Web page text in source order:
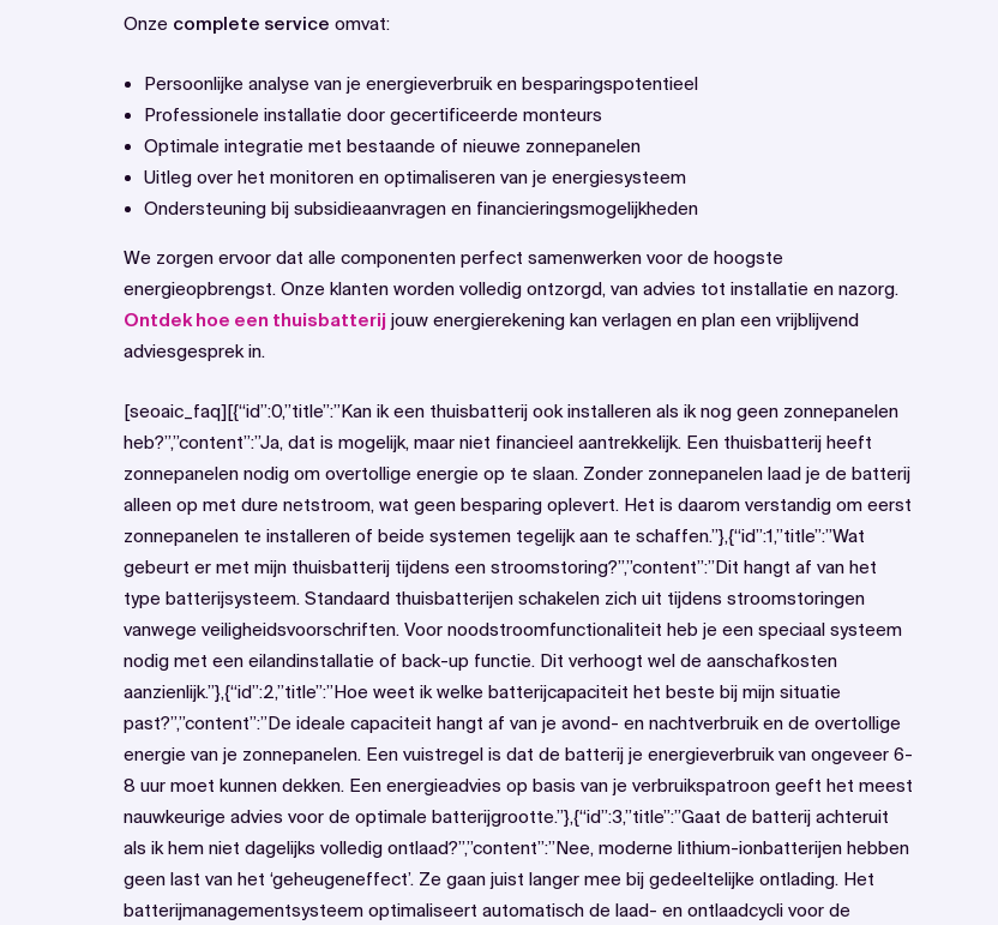
Onze complete service omvat:
Persoonlijke analyse van je energieverbruik en besparingspotentieel
Professionele installatie door gecertificeerde monteurs
Optimale integratie met bestaande of nieuwe zonnepanelen
Uitleg over het monitoren en optimaliseren van je energiesysteem
Ondersteuning bij subsidieaanvragen en financieringsmogelijkheden
We zorgen ervoor dat alle componenten perfect samenwerken voor de hoogste
energieopbrengst. Onze klanten worden volledig ontzorgd, van advies tot installatie en nazorg.
Ontdek hoe een thuisbatterij jouw energierekening kan verlagen en plan een vrijblijvend
adviesgesprek in.
[seoaic_faq][{“id”:0,”title”:”Kan ik een thuisbatterij ook installeren als ik nog geen zonnepanelen
heb?”,”content”:”Ja, dat is mogelijk, maar niet financieel aantrekkelijk. Een thuisbatterij heeft
zonnepanelen nodig om overtollige energie op te slaan. Zonder zonnepanelen laad je de batterij
alleen op met dure netstroom, wat geen besparing oplevert. Het is daarom verstandig om eerst
zonnepanelen te installeren of beide systemen tegelijk aan te schaffen.”},{“id”:1,”title”:”Wat
gebeurt er met mijn thuisbatterij tijdens een stroomstoring?”,”content”:”Dit hangt af van het
type batterijsysteem. Standaard thuisbatterijen schakelen zich uit tijdens stroomstoringen
vanwege veiligheidsvoorschriften. Voor noodstroomfunctionaliteit heb je een speciaal systeem
nodig met een eilandinstallatie of back-up functie. Dit verhoogt wel de aanschafkosten
aanzienlijk.”},{“id”:2,”title”:”Hoe weet ik welke batterijcapaciteit het beste bij mijn situatie
past?”,”content”:”De ideale capaciteit hangt af van je avond- en nachtverbruik en de overtollige
energie van je zonnepanelen. Een vuistregel is dat de batterij je energieverbruik van ongeveer 6-
8 uur moet kunnen dekken. Een energieadvies op basis van je verbruikspatroon geeft het meest
nauwkeurige advies voor de optimale batterijgrootte.”},{“id”:3,”title”:”Gaat de batterij achteruit
als ik hem niet dagelijks volledig ontlaad?”,”content”:”Nee, moderne lithium-ionbatterijen hebben
geen last van het ‘geheugeneffect’. Ze gaan juist langer mee bij gedeeltelijke ontlading. Het
batterijmanagementsysteem optimaliseert automatisch de laad- en ontlaadcycli voor de